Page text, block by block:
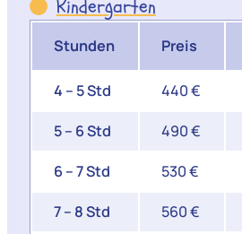
Kindergarten
Stunden Preis
4 – 5 Std 440 €
5 – 6 Std 490 €
6 – 7 Std 530 €
7 – 8 Std 560 €